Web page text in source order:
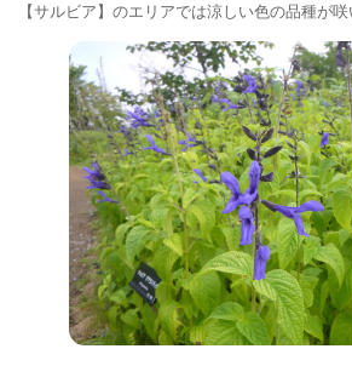
【サルビア】のエリアでは涼しい色の品種が咲